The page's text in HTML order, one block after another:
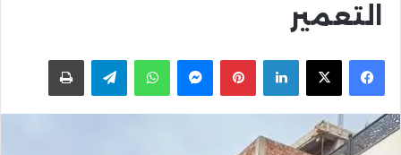
التعمير
Facebook
X
LinkedIn
Pinterest
Messenger
WhatsApp
Telegramاطبعها